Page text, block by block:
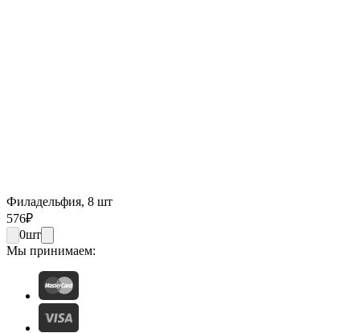
Филадельфия, 8 шт
576₽
0шт
Мы принимаем: